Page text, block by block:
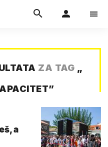
ZA TAG „
”
a